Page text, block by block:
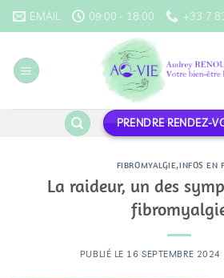
Passer
au
EMAIL 09:00 - 18:00 +33 7
PRENDRE RENDEZ-
FIBROMYALGIE,INFOS EN
La raideur, un des
PUBLIÉ LE 16 SEPTEMBRE 2024